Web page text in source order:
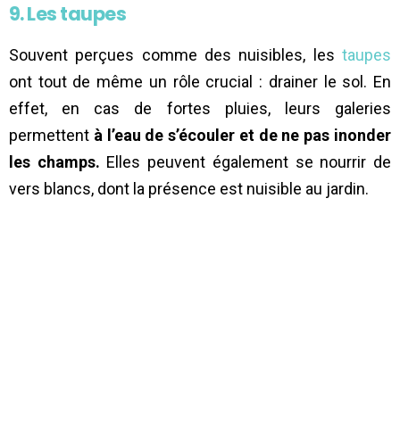
9. Les taupes
Souvent perçues comme des nuisibles, les taupes
ont tout de même un rôle crucial : drainer le sol. En
effet, en cas de fortes pluies, leurs galeries
permettent à l’eau de s’écouler et de ne pas inonder
les champs. Elles peuvent également se nourrir de
vers blancs, dont la présence est nuisible au jardin.